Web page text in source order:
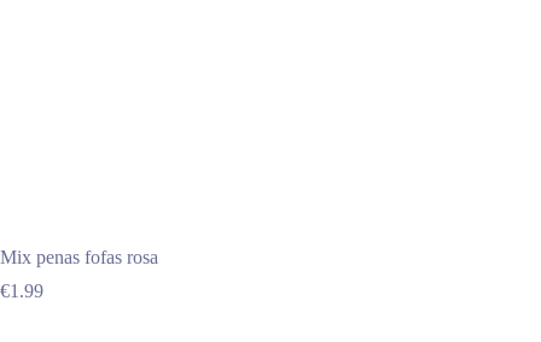
Mix penas fofas rosa
€1.99